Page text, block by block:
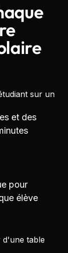
et des
pour
élève